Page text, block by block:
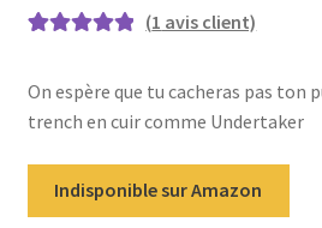
5 basé sur
(1 avis client)
On espère que tu cacheras pas ton
trench en cuir comme Undertaker
Indisponible sur Amazon